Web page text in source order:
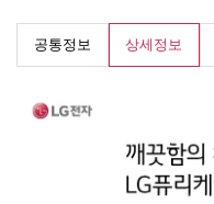
공통정보 상세정보